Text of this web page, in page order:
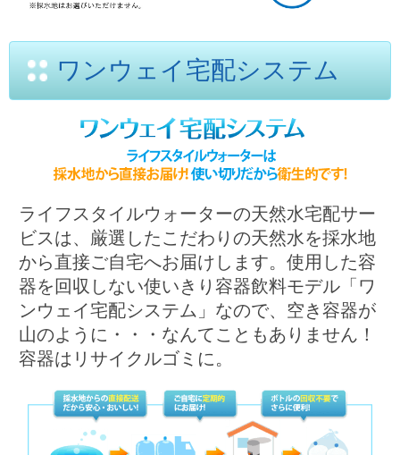
ワンウェイ宅配システム
ライフスタイルウォーターの天然水宅配サー
ビスは、厳選したこだわりの天然水を採水地
から直接ご自宅へお届けします。使用した容
器を回収しない使いきり容器飲料モデル「ワ
ンウェイ宅配システム」なので、空き容器が
山のように・・・なんてこともありません！
容器はリサイクルゴミに。